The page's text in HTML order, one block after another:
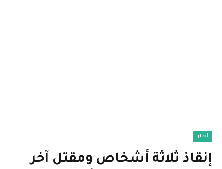
أخبار
إنقاذ ثلاثة أشخاص ومقتل آخر